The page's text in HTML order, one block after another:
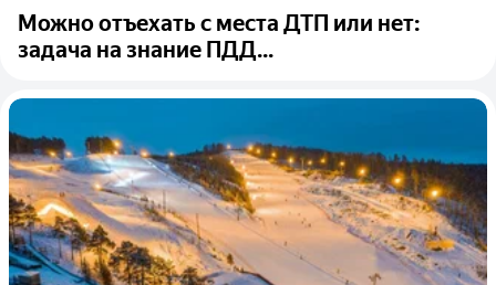
Можно отъехать с места ДТП или нет:
задача на знание ПДД...